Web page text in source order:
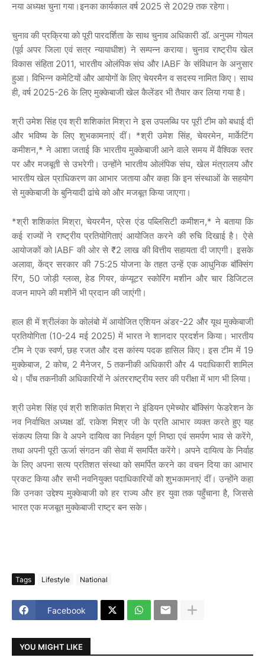
नया अध्यक्ष चुना गया।इनका कार्यकाल वर्ष 2025 से 2029 तक रहेगा।
चुनाव की प्रक्रिया को पूरी पारदर्शिता के साथ चुनाव अधिकारी डॉ. अनुपम गोयल
(पूर्व अपर जिला एवं सत्र न्यायाधीश) ने सम्पन्न कराया। चुनाव राष्ट्रीय खेल
विकास संहिता 2011, भारतीय ओलंपिक संघ और IABF के संविधान के अनुसार
हुआ। विभिन्न कमेटियों और आयोगों के लिए चेयरमैन व सदस्य नामित किए। साथ
ही, वर्ष 2025-26 के लिए मुक्केबाजी खेल कैलेंडर भी तैयार कर लिया गया है।
श्री उमेश सिंह एव श्री शशिकांत मिश्रा ने इस उपलब्धि पर पूरी टीम को बधाई दी
और भविष्य के लिए शुभकामनाएं दीं। *श्री उमेश सिंह, चेयरमेन, मार्केटिंग
कमीशन,* ने आशा जताई कि भारतीय मुक्केबाजी आने वाले समय में वैश्विक स्तर
पर और मजबूती से उभरेगी। उन्होंने भारतीय ओलंपिक संघ, खेल मंत्रालय और
भारतीय खेल प्राधिकरण का आभार जताया और कहा कि इन संस्थाओं के सहयोग
से मुक्केबाजी के बुनियादी ढांचे को और मजबूत किया जाएगा।
*श्री शशिकांत मिश्रा, चेयरमैन, प्रेस एंड पब्लिसिटी कमीशन,* ने बताया कि
कई राज्यों ने राष्ट्रीय प्रतियोगिताएं आयोजित करने की रुचि दिखाई है। ऐसे
आयोजकों को IABF की ओर से ₹2 लाख की वित्तीय सहायता दी जाएगी। इसके
अलावा, केंद्र सरकार की 75:25 योजना के तहत उन्हें एक आधुनिक बॉक्सिंग
रिंग, 50 जोड़ी ग्लव्स, हेड गियर, कंप्यूटर स्कोरिंग मशीन और चार डिजिटल
वजन मापने की मशीनें भी प्रदान की जाएंगी।
हाल ही में श्रीलंका के कोलंबो में आयोजित एशियन अंडर-22 और यूथ मुक्केबाजी
प्रतियोगिता (10-24 मई 2025) में भारत ने शानदार प्रदर्शन किया। भारतीय
टीम ने एक स्वर्ण, छह रजत और दस कांस्य पदक हासिल किए। इस टीम में 19
मुक्केबाज, 2 कोच, 2 मैनेजर, 5 तकनीकी अधिकारी और 4 पदाधिकारी शामिल
थे। पाँच तकनीकी अधिकारियों ने अंतरराष्ट्रीय स्तर की परीक्षा में भाग भी लिया।
श्री उमेश सिंह एवं श्री शशिकांत मिश्रा ने इंडियन एमेच्योर बॉक्सिंग फेडरेशन के
नव निर्वाचित अध्यक्ष डॉ. राकेश मिश्र जी के प्रति आभार व्यक्त करते हुए यह
संकल्प लिया कि वे अपने दायित्व का निर्वहन पूर्ण निष्ठा एवं समर्पण भाव से करेंगे,
तथा अपनी पूरी ऊर्जा संगठन की सेवा में समर्पित करेंगे। अपने दायित्व के निर्वाह
के लिए अपना सत्य प्रतिशत संस्था को समर्पित करने का वचन दिया का आभार
प्रकट किया और सभी नवनियुक्त पदाधिकारियों को शुभकामनाएं दीं। उन्होंने कहा
कि उनका उद्देश्य मुक्केबाजी को हर राज्य और हर युवा तक पहुँचाना है, जिससे
भारत एक मजबूत मुक्केबाजी राष्ट्र बन सके।
Tags Lifestyle National
Facebook
YOU MIGHT LIKE